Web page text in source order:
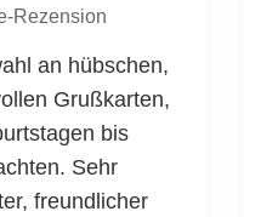
Rezension
an hübschen,
Grußkarten,
bis
Sehr
freundlicher